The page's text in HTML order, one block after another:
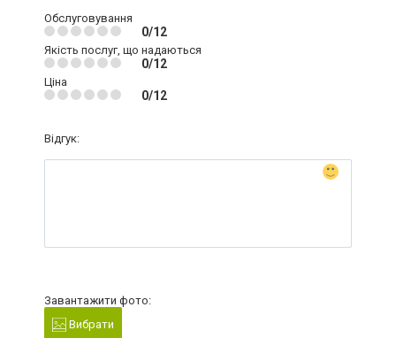
Обслуговування
0/12
Якість послуг, що надаються
0/12
Ціна
0/12
Відгук:
Завантажити фото:
Вибрати